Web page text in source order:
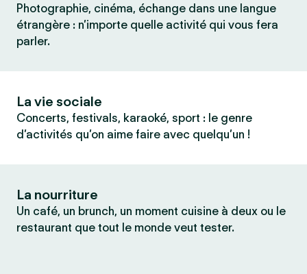
Photographie, cinéma, échange dans une langue
étrangère : n’importe quelle activité qui vous fera
parler.
La vie sociale
Concerts, festivals, karaoké, sport : le genre
d’activités qu’on aime faire avec quelqu’un !
La nourriture
Un café, un brunch, un moment cuisine à deux ou le
restaurant que tout le monde veut tester.